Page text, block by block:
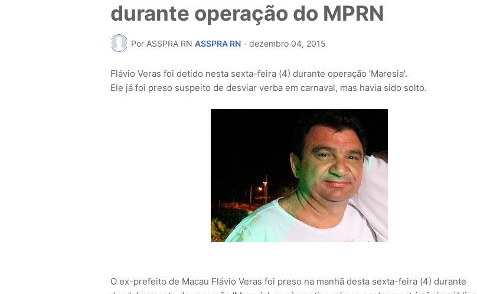
durante operação do MPRN
Por ASSPRA RN ASSPRA RN - dezembro 04, 2015
Flávio Veras foi detido nesta sexta-feira (4) durante operação 'Maresia'.
Ele já foi preso suspeito de desviar verba em carnaval, mas havia sido solto.
O ex-prefeito de Macau Flávio Veras foi preso na manhã desta sexta-feira (4) durante